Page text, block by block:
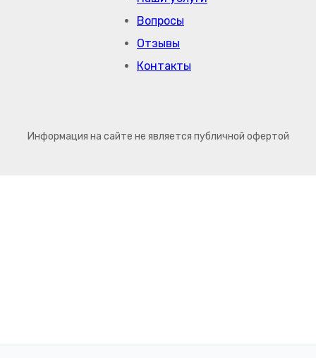
Вопросы
Отзывы
Контакты
Информация на сайте не является публичной офертой